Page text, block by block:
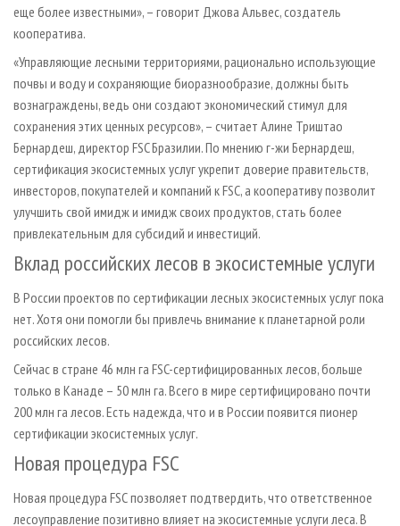
еще более известными», – говорит Джова Альвес, создатель
кооператива.
«Управляющие лесными территориями, рационально использующие
почвы и воду и сохраняющие биоразнообразие, должны быть
вознаграждены, ведь они создают экономический стимул для
сохранения этих ценных ресурсов», – считает Алине Триштао
Бернардеш, директор FSC Бразилии. По мнению г-жи Бернардеш,
сертификация экосистемных услуг укрепит доверие правительств,
инвесторов, покупателей и компаний к FSC, а кооперативу позволит
улучшить свой имидж и имидж своих продуктов, стать более
привлекательным для субсидий и инвестиций.
Вклад российских лесов в экосистемные услуги
В России проектов по сертификации лесных экосистемных услуг пока
нет. Хотя они помогли бы привлечь внимание к планетарной роли
российских лесов.
Сейчас в стране 46 млн га FSC-сертифицированных лесов, больше
только в Канаде – 50 млн га. Всего в мире сертифицировано почти
200 млн га лесов. Есть надежда, что и в России появится пионер
сертификации экосистемных услуг.
Новая процедура FSС
Новая процедура FSС позволяет подтвердить, что ответственное
лесоуправление позитивно влияет на экосистемные услуги леса. В